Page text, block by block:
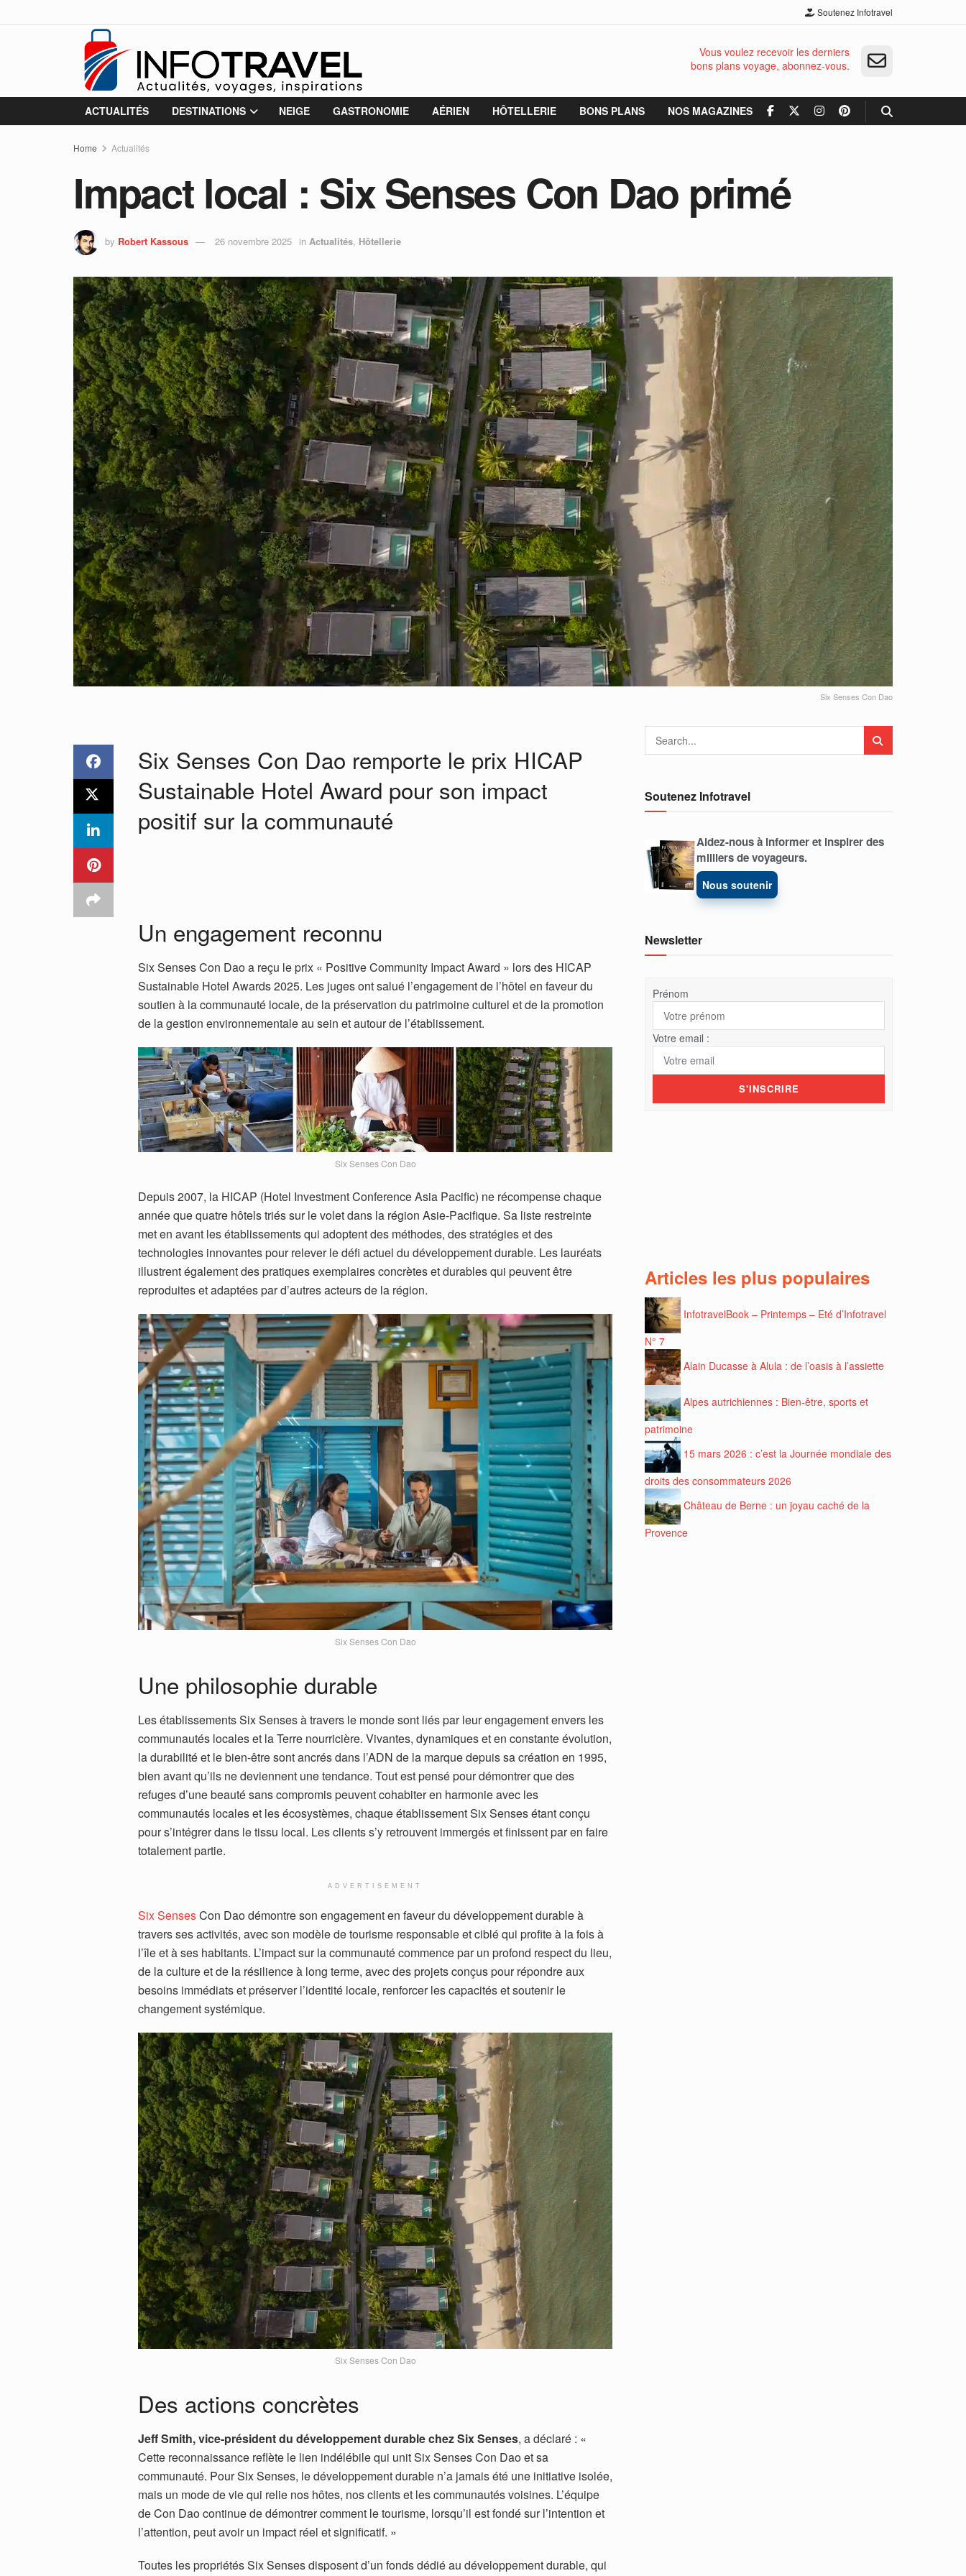
Soutenez Infotravel
Vous voulez recevoir les derniers
bons plans voyage, abonnez-vous.
ACTUALITÉS DESTINATIONS NEIGE GASTRONOMIE AÉRIEN HÔTELLERIE BONS PLANS NOS MAGAZINES
Home Actualités
Impact local : Six Senses Con Dao primé
by Robert Kassous 26 novembre 2025 in Actualités, Hôtellerie
Six Senses Con Dao
Six Senses Con Dao remporte le prix HICAP
Sustainable Hotel Award pour son impact
positif sur la communauté
Un engagement reconnu
Six Senses Con Dao a reçu le prix « Positive Community Impact Award » lors des HICAP
Sustainable Hotel Awards 2025. Les juges ont salué l’engagement de l’hôtel en faveur du
soutien à la communauté locale, de la préservation du patrimoine culturel et de la promotion
de la gestion environnementale au sein et autour de l’établissement.
Six Senses Con Dao
Depuis 2007, la HICAP (Hotel Investment Conference Asia Pacific) ne récompense chaque
année que quatre hôtels triés sur le volet dans la région Asie-Pacifique. Sa liste restreinte
met en avant les établissements qui adoptent des méthodes, des stratégies et des
technologies innovantes pour relever le défi actuel du développement durable. Les lauréats
illustrent également des pratiques exemplaires concrètes et durables qui peuvent être
reproduites et adaptées par d’autres acteurs de la région.
Six Senses Con Dao
Une philosophie durable
Les établissements Six Senses à travers le monde sont liés par leur engagement envers les
communautés locales et la Terre nourricière. Vivantes, dynamiques et en constante évolution,
la durabilité et le bien-être sont ancrés dans l’ADN de la marque depuis sa création en 1995,
bien avant qu’ils ne deviennent une tendance. Tout est pensé pour démontrer que des
refuges d’une beauté sans compromis peuvent cohabiter en harmonie avec les
communautés locales et les écosystèmes, chaque établissement Six Senses étant conçu
pour s’intégrer dans le tissu local. Les clients s’y retrouvent immergés et finissent par en faire
totalement partie.
ADVERTISEMENT
Six SensesCon Dao démontre son engagement en faveur du développement durable à
travers ses activités, avec son modèle de tourisme responsable et ciblé qui profite à la fois à
l’île et à ses habitants. L’impact sur la communauté commence par un profond respect du lieu,
de la culture et de la résilience à long terme, avec des projets conçus pour répondre aux
besoins immédiats et préserver l’identité locale, renforcer les capacités et soutenir le
changement systémique.
Six Senses Con Dao
Des actions concrètes
Jeff Smith, vice-président du développement durable chez Six Senses, a déclaré : «
Cette reconnaissance reflète le lien indélébile qui unit Six Senses Con Dao et sa
communauté. Pour Six Senses, le développement durable n’a jamais été une initiative isolée,
mais un mode de vie qui relie nos hôtes, nos clients et les communautés voisines. L’équipe
de Con Dao continue de démontrer comment le tourisme, lorsqu’il est fondé sur l’intention et
l’attention, peut avoir un impact réel et significatif. »
Toutes les propriétés Six Senses disposent d’un fonds dédié au développement durable, qui
Soutenez Infotravel
Aidez-nous à informer et inspirer des
milliers de voyageurs.
Nous soutenir
Newsletter
Prénom
Votre email :
Articles les plus populaires
InfotravelBook – Printemps – Eté d’Infotravel
N° 7
Alain Ducasse à Alula : de l’oasis à l’assiette
Alpes autrichiennes : Bien-être, sports et
patrimoine
15 mars 2026 : c’est la Journée mondiale des
droits des consommateurs 2026
Château de Berne : un joyau caché de la
Provence